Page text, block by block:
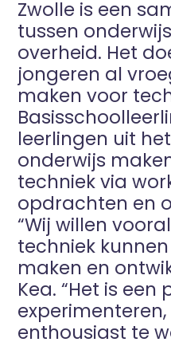
Zwolle is een
tussen
overheid. Het
jongeren al
maken voor
leerlingen uit
onderwijs
techniek via
opdrachten en
“Wij willen
techniek
maken en
Kea. “Het is een
enthousiast te